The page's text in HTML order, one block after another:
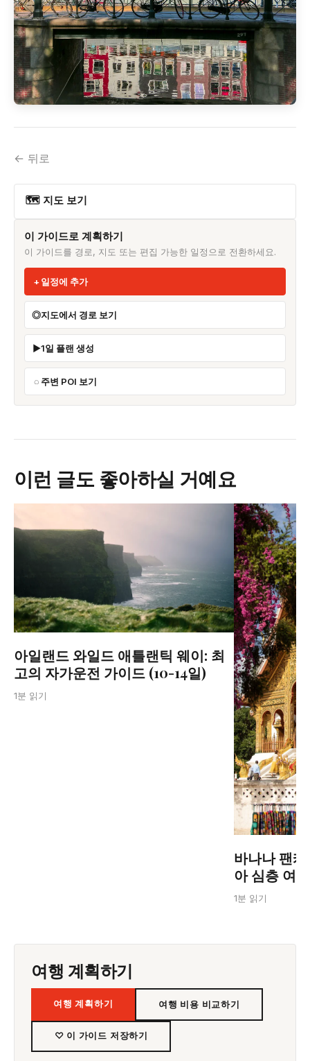
← 뒤로
🗺 지도 보기
이 가이드로 계획하기
이 가이드를 경로, 지도 또는 편집 가능한 일정으로 전환하세요.
일정에 추가
지도에서 경로 보기
1일 플랜 생성
주변 POI 보기
이런 글도 좋아하실 거예요
아일랜드 와일드 애틀랜틱 웨이: 최
고의 자가운전 가이드 (10-14일)
1분 읽기
바나나 팬
아 심층 여
1분 읽기
여행 계획하기
여행 계획하기 여행 비용 비교하기
♡ 이 가이드 저장하기